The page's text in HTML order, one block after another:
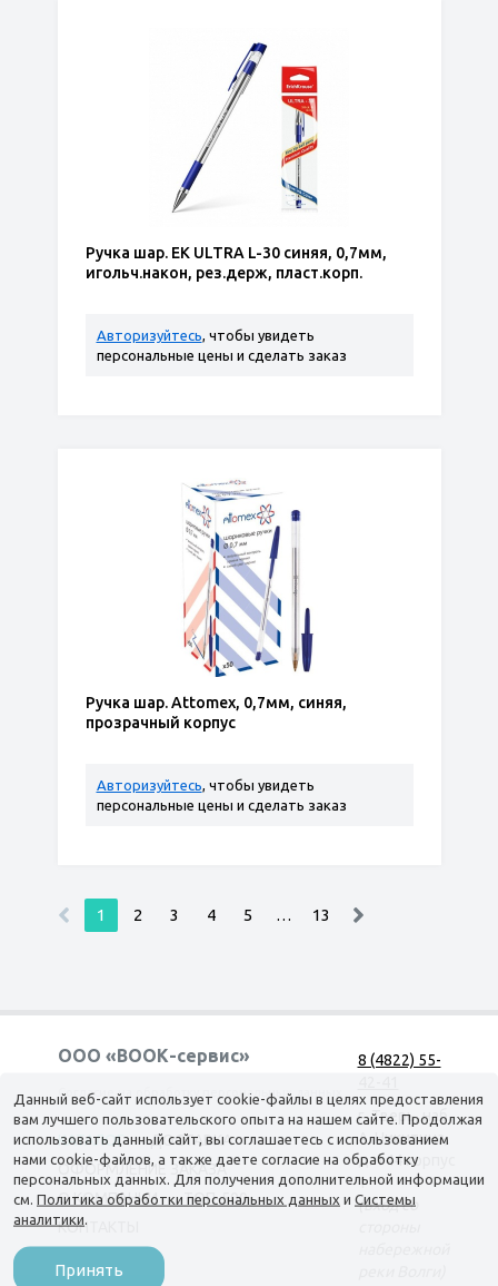
Ручка шар. ЕК ULTRA L-30 синяя, 0,7мм,
игольч.након, рез.держ, пласт.корп.
Авторизуйтесь, чтобы увидеть
персональные цены и сделать заказ
Ручка шар. Attomex, 0,7мм, синяя,
прозрачный корпус
Авторизуйтесь, чтобы увидеть
персональные цены и сделать заказ
1 2 3 4 5 … 13
ООО «ВООК-сервис»
Согласие на обработку персональных данных
КАТАЛОГ
ДОСТАВКА
ОФОРМЛЕНИЕ ЗАКАЗА
О КОМПАНИИ
ТОП-500
КОНТАКТЫ
8 (4822) 55-
г. Тверь, наб.
А. Никитина,
д. 144 корпус
1
(вход со
Данный веб-сайт использует cookie-файлы в целях предоставления
вам лучшего пользовательского опыта на нашем сайте. Продолжая
использовать данный сайт, вы соглашаетесь с использованием
нами cookie-файлов, а также даете согласие на обработку
персональных данных. Для получения дополнительной информации
см. Политика обработки персональных данных и Системы
аналитики
Принять